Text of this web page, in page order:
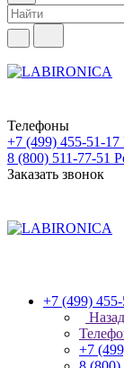
Телефоны
+7 (499) 455-51-17
8 (800) 511-77-51
Заказать звонок
+7 (499)
Назад
+7